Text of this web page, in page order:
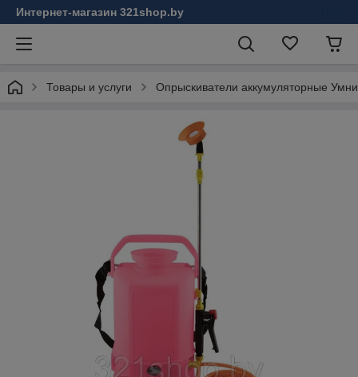
Интернет-магазин 321shop.by
Товары и услуги Опрыскиватели аккумуляторные